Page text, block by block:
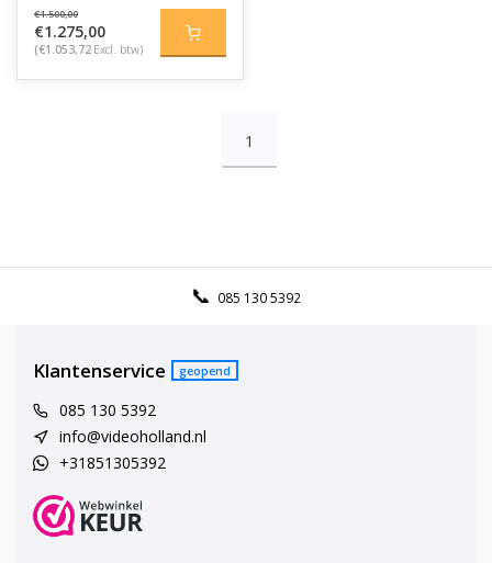
€1.500,00
€1.275,00
(€1.053,72 Excl. btw)
1
085 130 5392
Klantenservice geopend
085 130 5392
info@videoholland.nl
+31851305392